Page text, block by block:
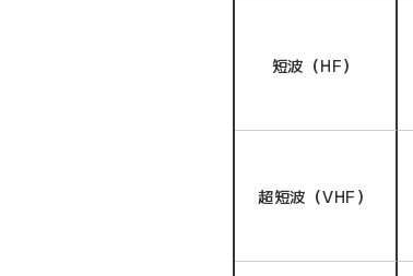
短波（HF）
超短波（VHF）